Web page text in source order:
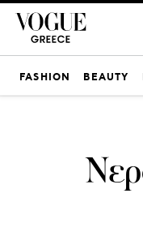
FASHION BEAUTY